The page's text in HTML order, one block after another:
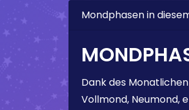
Mondphasen in
Dank des
Vollmond, Neumond,